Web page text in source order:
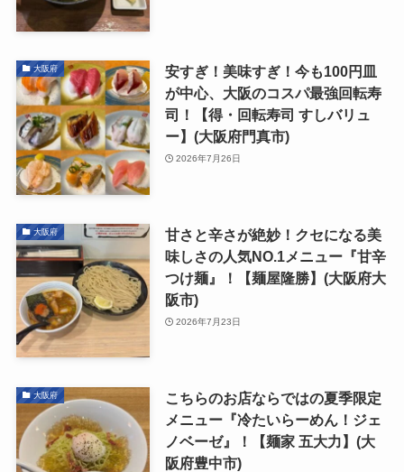
大阪府
安すぎ！美味すぎ！今も100円皿
が中心、大阪のコスパ最強回転寿
司！【得・回転寿司 すしバリュ
ー】(大阪府門真市)
2026年7月26日
大阪府
甘さと辛さが絶妙！クセになる美
味しさの人気NO.1メニュー『甘辛
つけ麺』！【麺屋隆勝】(大阪府大
阪市)
2026年7月23日
大阪府
こちらのお店ならではの夏季限定
メニュー『冷たいらーめん！ジェ
ノベーゼ』！【麺家 五大力】(大
阪府豊中市)